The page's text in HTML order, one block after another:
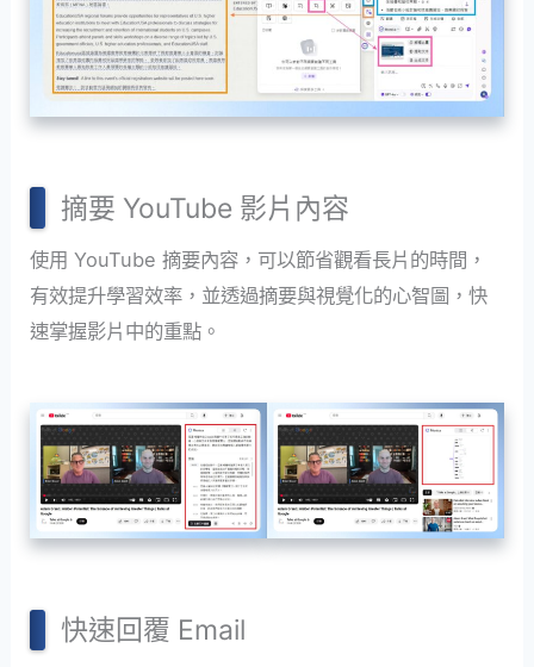
摘要 YouTube 影片內容
使用 YouTube 摘要內容，可以節省觀看長片的時間，
有效提升學習效率，並透過摘要與視覺化的心智圖，快
速掌握影片中的重點。
快速回覆 Email